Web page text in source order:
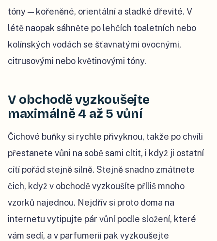
tóny — kořeněné, orientální a sladké dřevité. V
létě naopak sáhněte po lehčích toaletních nebo
kolínských vodách se šťavnatými ovocnými,
citrusovými nebo květinovými tóny.
V obchodě vyzkoušejte
maximálně 4 až 5 vůní
Čichové buňky si rychle přivyknou, takže po chvíli
přestanete vůni na sobě sami cítit, i když ji ostatní
cítí pořád stejně silně. Stejně snadno zmátnete
čich, když v obchodě vyzkoušíte příliš mnoho
vzorků najednou. Nejdřív si proto doma na
internetu vytipujte pár vůní podle složení, které
vám sedí, a v parfumerii pak vyzkoušejte